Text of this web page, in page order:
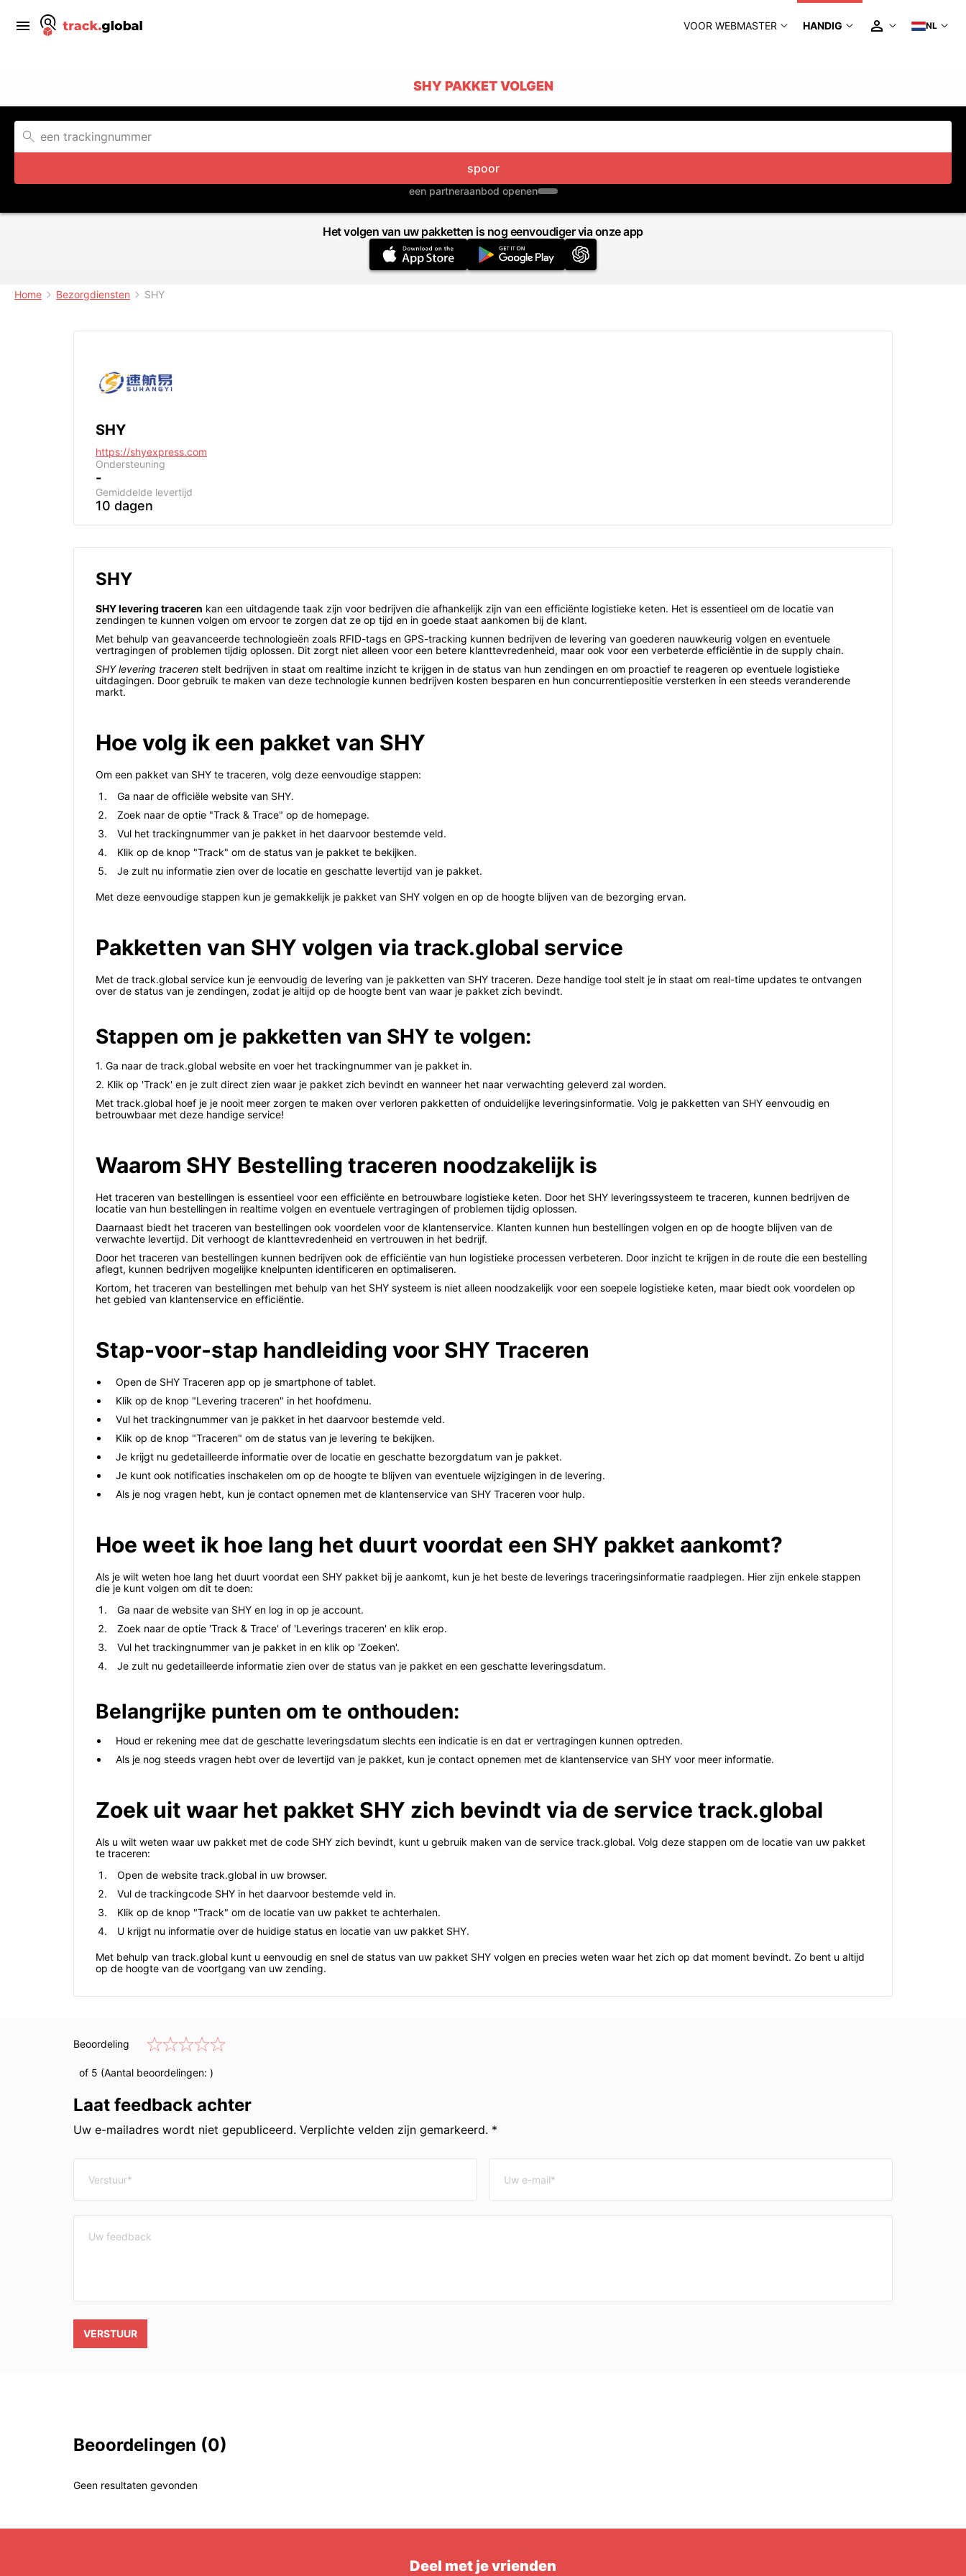
VOOR WEBMASTER HANDIG NL
SHY PAKKET VOLGEN
spoor
een partneraanbod openen
Het volgen van uw pakketten is nog eenvoudiger via onze app
Home Bezorgdiensten SHY
SHY
https://shyexpress.com
Ondersteuning
-
Gemiddelde levertijd
10 dagen
SHY
SHY levering traceren kan een uitdagende taak zijn voor bedrijven die afhankelijk zijn van een efficiënte logistieke keten. Het is essentieel om de locatie van
zendingen te kunnen volgen om ervoor te zorgen dat ze op tijd en in goede staat aankomen bij de klant.
Met behulp van geavanceerde technologieën zoals RFID-tags en GPS-tracking kunnen bedrijven de levering van goederen nauwkeurig volgen en eventuele
vertragingen of problemen tijdig oplossen. Dit zorgt niet alleen voor een betere klanttevredenheid, maar ook voor een verbeterde efficiëntie in de supply chain.
SHY levering traceren stelt bedrijven in staat om realtime inzicht te krijgen in de status van hun zendingen en om proactief te reageren op eventuele logistieke
uitdagingen. Door gebruik te maken van deze technologie kunnen bedrijven kosten besparen en hun concurrentiepositie versterken in een steeds veranderende
markt.
Hoe volg ik een pakket van SHY
Om een pakket van SHY te traceren, volg deze eenvoudige stappen:
Ga naar de officiële website van SHY.
Zoek naar de optie "Track & Trace" op de homepage.
Vul het trackingnummer van je pakket in het daarvoor bestemde veld.
Klik op de knop "Track" om de status van je pakket te bekijken.
Je zult nu informatie zien over de locatie en geschatte levertijd van je pakket.
Met deze eenvoudige stappen kun je gemakkelijk je pakket van SHY volgen en op de hoogte blijven van de bezorging ervan.
Pakketten van SHY volgen via track.global service
Met de track.global service kun je eenvoudig de levering van je pakketten van SHY traceren. Deze handige tool stelt je in staat om real-time updates te ontvangen
over de status van je zendingen, zodat je altijd op de hoogte bent van waar je pakket zich bevindt.
Stappen om je pakketten van SHY te volgen:
1. Ga naar de track.global website en voer het trackingnummer van je pakket in.
2. Klik op 'Track' en je zult direct zien waar je pakket zich bevindt en wanneer het naar verwachting geleverd zal worden.
Met track.global hoef je je nooit meer zorgen te maken over verloren pakketten of onduidelijke leveringsinformatie. Volg je pakketten van SHY eenvoudig en
betrouwbaar met deze handige service!
Waarom SHY Bestelling traceren noodzakelijk is
Het traceren van bestellingen is essentieel voor een efficiënte en betrouwbare logistieke keten. Door het SHY leveringssysteem te traceren, kunnen bedrijven de
locatie van hun bestellingen in realtime volgen en eventuele vertragingen of problemen tijdig oplossen.
Daarnaast biedt het traceren van bestellingen ook voordelen voor de klantenservice. Klanten kunnen hun bestellingen volgen en op de hoogte blijven van de
verwachte levertijd. Dit verhoogt de klanttevredenheid en vertrouwen in het bedrijf.
Door het traceren van bestellingen kunnen bedrijven ook de efficiëntie van hun logistieke processen verbeteren. Door inzicht te krijgen in de route die een bestelling
aflegt, kunnen bedrijven mogelijke knelpunten identificeren en optimaliseren.
Kortom, het traceren van bestellingen met behulp van het SHY systeem is niet alleen noodzakelijk voor een soepele logistieke keten, maar biedt ook voordelen op
het gebied van klantenservice en efficiëntie.
Stap-voor-stap handleiding voor SHY Traceren
Open de SHY Traceren app op je smartphone of tablet.
Klik op de knop "Levering traceren" in het hoofdmenu.
Vul het trackingnummer van je pakket in het daarvoor bestemde veld.
Klik op de knop "Traceren" om de status van je levering te bekijken.
Je krijgt nu gedetailleerde informatie over de locatie en geschatte bezorgdatum van je pakket.
Je kunt ook notificaties inschakelen om op de hoogte te blijven van eventuele wijzigingen in de levering.
Als je nog vragen hebt, kun je contact opnemen met de klantenservice van SHY Traceren voor hulp.
Hoe weet ik hoe lang het duurt voordat een SHY pakket aankomt?
Als je wilt weten hoe lang het duurt voordat een SHY pakket bij je aankomt, kun je het beste de leverings traceringsinformatie raadplegen. Hier zijn enkele stappen
die je kunt volgen om dit te doen:
Ga naar de website van SHY en log in op je account.
Zoek naar de optie 'Track & Trace' of 'Leverings traceren' en klik erop.
Vul het trackingnummer van je pakket in en klik op 'Zoeken'.
Je zult nu gedetailleerde informatie zien over de status van je pakket en een geschatte leveringsdatum.
Belangrijke punten om te onthouden:
Houd er rekening mee dat de geschatte leveringsdatum slechts een indicatie is en dat er vertragingen kunnen optreden.
Als je nog steeds vragen hebt over de levertijd van je pakket, kun je contact opnemen met de klantenservice van SHY voor meer informatie.
Zoek uit waar het pakket SHY zich bevindt via de service track.global
Als u wilt weten waar uw pakket met de code SHY zich bevindt, kunt u gebruik maken van de service track.global. Volg deze stappen om de locatie van uw pakket
te traceren:
Open de website track.global in uw browser.
Vul de trackingcode SHY in het daarvoor bestemde veld in.
Klik op de knop "Track" om de locatie van uw pakket te achterhalen.
U krijgt nu informatie over de huidige status en locatie van uw pakket SHY.
Met behulp van track.global kunt u eenvoudig en snel de status van uw pakket SHY volgen en precies weten waar het zich op dat moment bevindt. Zo bent u altijd
op de hoogte van de voortgang van uw zending.
Beoordeling
of 5 (Aantal beoordelingen: )
Laat feedback achter
Uw e-mailadres wordt niet gepubliceerd. Verplichte velden zijn gemarkeerd. *
VERSTUUR
Beoordelingen (0)
Geen resultaten gevonden
Deel met je vrienden